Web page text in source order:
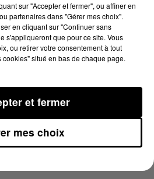
42 sec
DU 21/11/2024 À 18H00
sur "Accepter et fermer", ou affiner en
partenaires dans "Gérer mes choix".
en cliquant sur "Continuer sans
s'appliqueront que pour ce site. Vous
ou retirer votre consentement à tout
situé en bas de chaque page.
mes choix
et fermer